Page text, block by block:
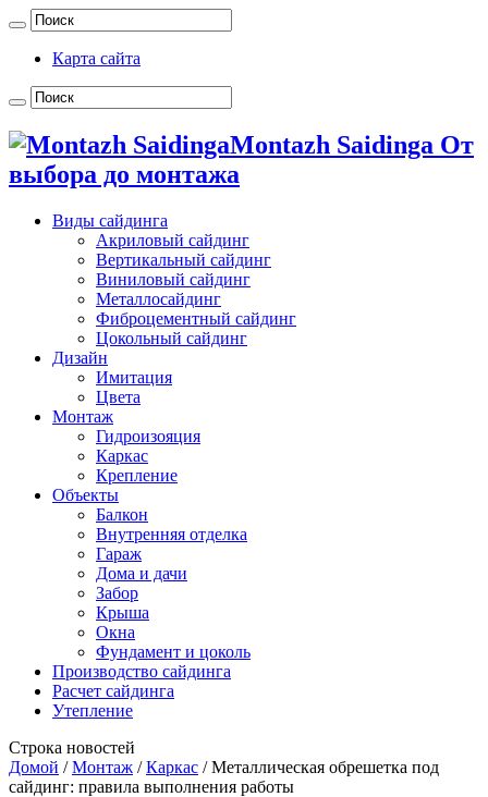
Карта сайта
Montazh Saidinga От
выбора до монтажа
Виды сайдинга
Акриловый сайдинг
Вертикальный сайдинг
Виниловый сайдинг
Металлосайдинг
Фиброцементный сайдинг
Цокольный сайдинг
Дизайн
Имитация
Цвета
Монтаж
Гидроизояция
Каркас
Крепление
Объекты
Балкон
Внутренняя отделка
Гараж
Дома и дачи
Забор
Крыша
Окна
Фундамент и цоколь
Производство сайдинга
Расчет сайдинга
Утепление
Строка новостей
Домой / Монтаж / Каркас / Металлическая обрешетка под
сайдинг: правила выполнения работы